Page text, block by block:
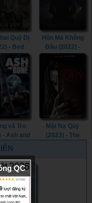
Quỷ Dị
- Bed
(2022)
Hồn Ma Không
Đầu (2022) -
Ivanna (2022)
và Tro
- Ash and
(2022)
Mặt Nạ Quỷ
(2023) - The
QC